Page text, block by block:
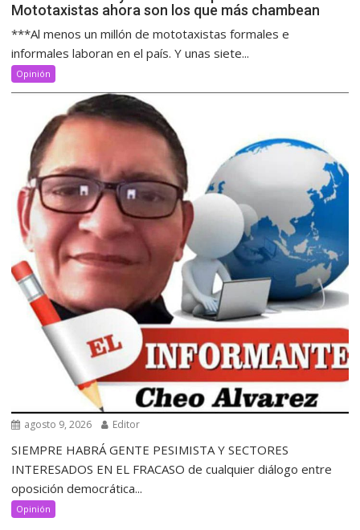
Mototaxistas ahora son los que más chambean
***Al menos un millón de mototaxistas formales e
informales laboran en el país. Y unas siete...
Opinión
agosto 9, 2026 Editor
SIEMPRE HABRÁ GENTE PESIMISTA Y SECTORES
INTERESADOS EN EL FRACASO de cualquier diálogo entre
oposición democrática...
Opinión